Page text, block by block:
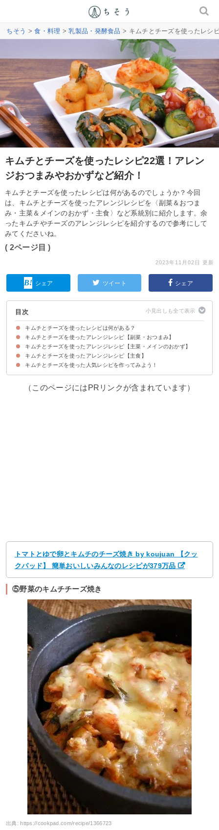
ちそう >食・料理 >乳製品・発酵食品 > キムチとチーズを使ったレシ
キムチとチーズを使ったレシピ22選！アレン
ジおつまみやおかずなど紹介！
キムチとチーズを使ったレシピは何があるのでしょうか？今回
は、キムチとチーズを使ったアレンジレシピを〈副菜＆おつま
み・主菜＆メインのおかず・主食〉など系統別に紹介します。余
ったキムチやチーズのアレンジレシピを紹介するので参考にして
みてくださいね。
( 2ページ目 )
2023年11月02日 更新
シェア ツイート シェア
目次
キムチとチーズを使ったレシピは何がある？
キムチとチーズを使ったアレンジレシピ【副菜・おつまみ】
①厚揚げ豆腐のキムチチーズ焼き
②キムチとチーズだけでできるおつまみ和え
③じゃがいものキムチーズ和え
④トマトと卵のキムチチーズ焼き
⑤野菜のキムチチーズ焼き
⑥キムチチーズの揚げワンタン
⑦ごはんによく合うちくわのキムチチーズ炒め
キムチとチーズを使ったアレンジレシピ【主菜・メインのおかず】
①キムチとチーズのチヂミ
②鶏むね肉のキムチマヨチーズ焼き
③チーズ入り豆腐チゲ
④キムチチーズ肉じゃが
⑤キムチ入り韓国風春巻き
キムチとチーズを使ったアレンジレシピ【主食】
①焼きチーズキムチ餅
②キムチ入りチーズリゾット
③ラーメン入りプデチゲ
④キムチチーズチャーハン
⑤キムチとチーズを使った牛丼
⑥サバ味噌キムチーズ丼
⑦キムチを使ったホットサンド
⑧キムチとチーズを使った牡蠣玉
⑨レンジで簡単チーズキンパ
⑩キムチチーズ麺
キムチとチーズを使った人気レシピを作ってみよう！
（このページにはPRリンクが含まれています）
トマトとゆで卵とキムチのチーズ焼き by koujuan 【クッ
クパッド】 簡単おいしいみんなのレシピが379万品
⑤野菜のキムチチーズ焼き
出典: https://cookpad.com/recipe/1366723